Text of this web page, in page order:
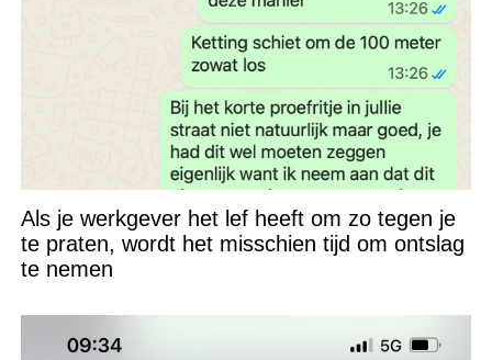
Als je werkgever het lef heeft om zo tegen je
te praten, wordt het misschien tijd om ontslag
te nemen